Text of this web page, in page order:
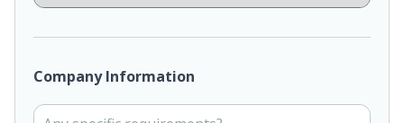
Company Information